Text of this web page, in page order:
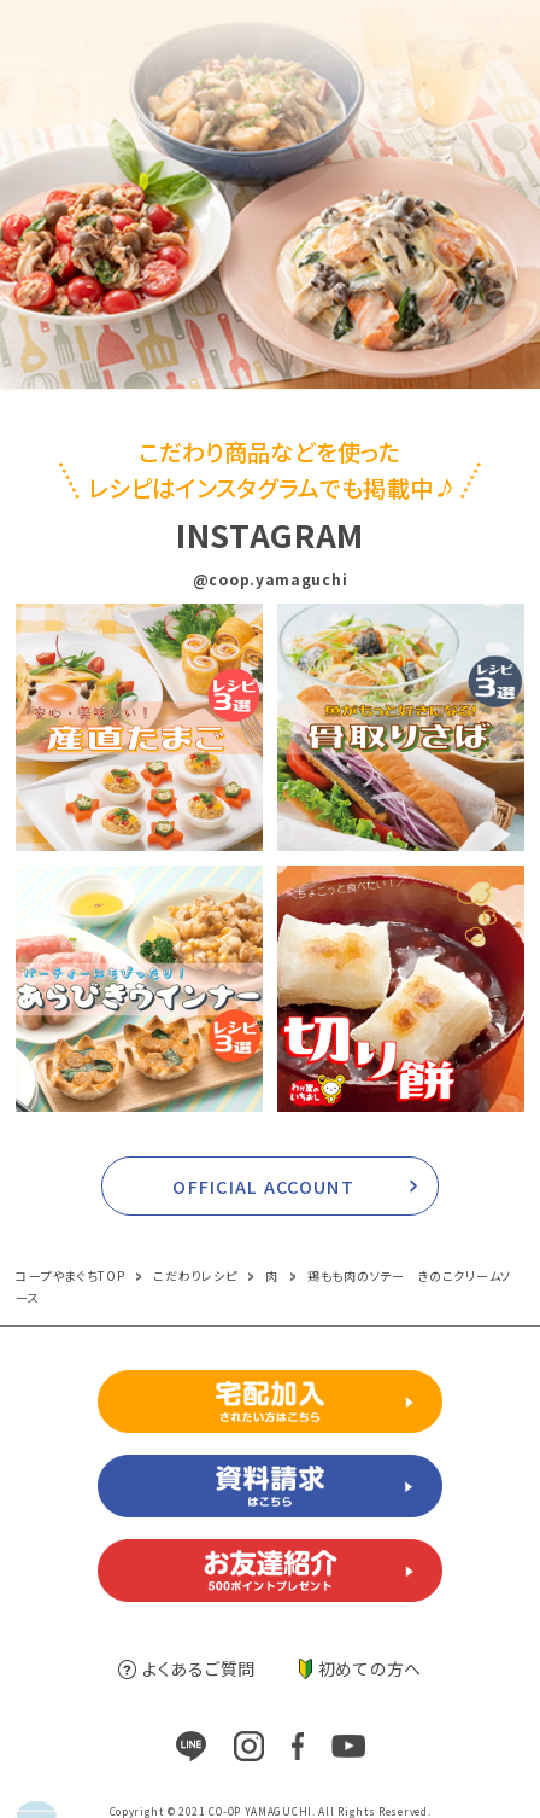
こだわり商品などを使った
レシピはインスタグラムでも掲載中
INSTAGRAM
@coop.yamaguchi
OFFICIAL ACCOUNT
コープやまぐちTOP こだわりレシピ 肉
鶏もも肉のソテー きのこクリームソ
ース
よくあるご質問 初めての方へ
Copyright © 2021 CO-OP YAMAGUCHI. All Rights Reserved.